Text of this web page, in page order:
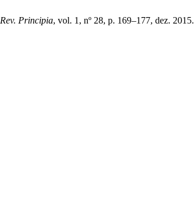
Rev. Principia, vol. 1, nº 28, p. 169–177, dez. 2015.